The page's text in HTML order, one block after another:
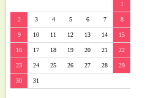
1
2 3 4 5 6 7 8
9 10 11 12 13 14 15
16 17 18 19 20 21 22
23 24 25 26 27 28 29
30 31